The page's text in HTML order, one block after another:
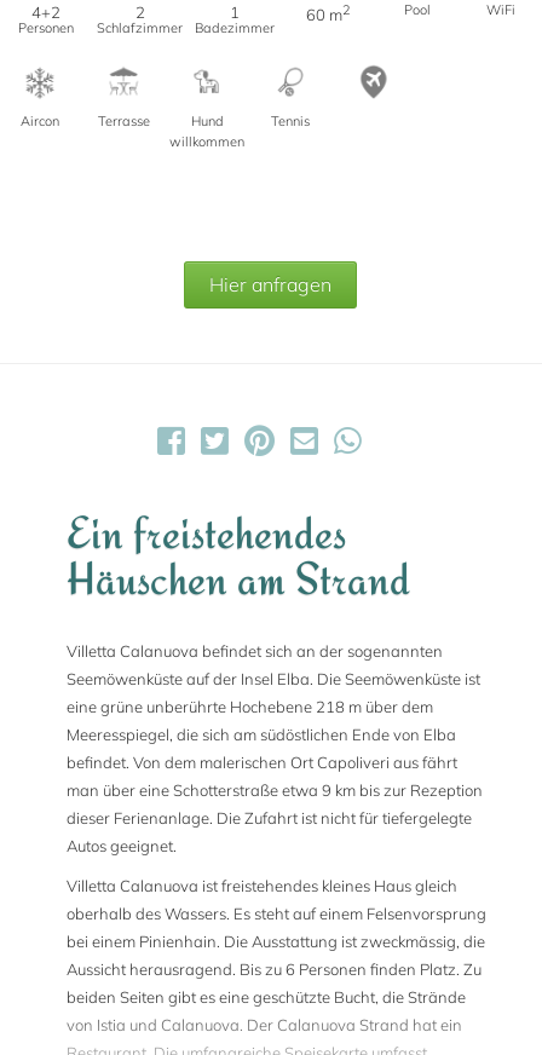
4+2
Personen
2
Schlafzimmer
1
Badezimmer
60 m2 Pool WiFi
Aircon Terrasse
Hund
willkommen
Tennis
Hier anfragen
Ein freistehendes
Häuschen am Strand
Villetta Calanuova befindet sich an der sogenannten
Seemöwenküste auf der Insel Elba. Die Seemöwenküste ist
eine grüne unberührte Hochebene 218 m über dem
Meeresspiegel, die sich am südöstlichen Ende von Elba
befindet. Von dem malerischen Ort Capoliveri aus fährt
man über eine Schotterstraße etwa 9 km bis zur Rezeption
dieser Ferienanlage. Die Zufahrt ist nicht für tiefergelegte
Autos geeignet.
Villetta Calanuova ist freistehendes kleines Haus gleich
oberhalb des Wassers. Es steht auf einem Felsenvorsprung
bei einem Pinienhain. Die Ausstattung ist zweckmässig, die
Aussicht herausragend. Bis zu 6 Personen finden Platz. Zu
beiden Seiten gibt es eine geschützte Bucht, die Strände
von Istia und Calanuova. Der Calanuova Strand hat ein